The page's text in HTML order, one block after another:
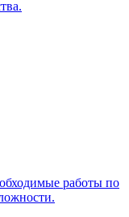
работы по